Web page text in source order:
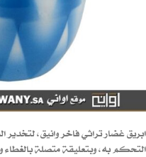
ابريق غضار تراثي فاخر وانيق،
التحكم به، وبتعليقة متصلة بالغطاء